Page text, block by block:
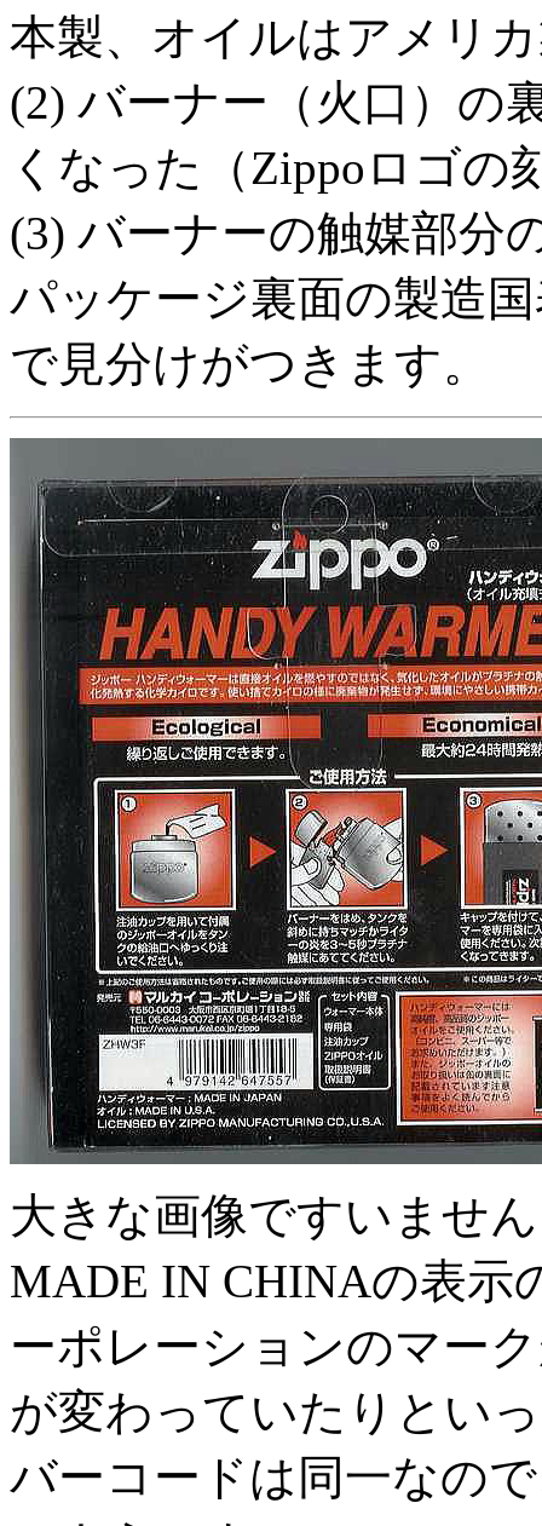
本製、オイルはアメリ
(2) バーナー（火口）の
くなった（Zippoロゴの
(3) バーナーの触媒部分
パッケージ裏面の製造
で見分けがつきます。
大きな画像ですいませ
MADE IN CHINAの表示
ーポレーションのマー
が変わっていたりとい
バーコードは同一なの